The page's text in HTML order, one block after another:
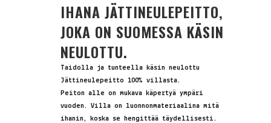
IHANA JÄTTINEULEPEITTO,
JOKA ON SUOMESSA KÄSIN
NEULOTTU.
Taidolla ja tunteella käsin neulottu
Jättineulepeitto 100% villasta.
Peiton alle on mukava käpertyä ympäri
vuoden. Villa on luonnonmateriaalina mitä
ihanin, koska se hengittää täydellisesti.